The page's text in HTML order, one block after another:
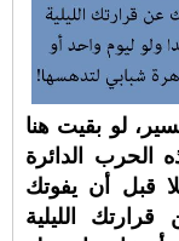
لو بقيت هنا
الحرب الدائرة
قبل أن يفوتك
الليلية